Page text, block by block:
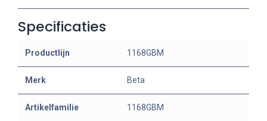
Specificaties
Productlijn 1168GBM
Merk Beta
Artikelfamilie 1168GBM